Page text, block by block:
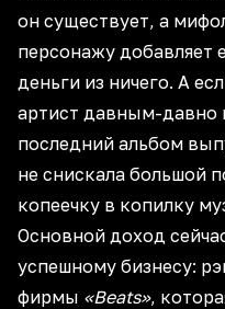
он существует, а
персонажу добавляет
деньги из ничего. А
артист давным-давно
последний альбом
не снискала большой
копеечку в копилку
Основной доход
успешному бизнесу:
фирмы «Beats»,